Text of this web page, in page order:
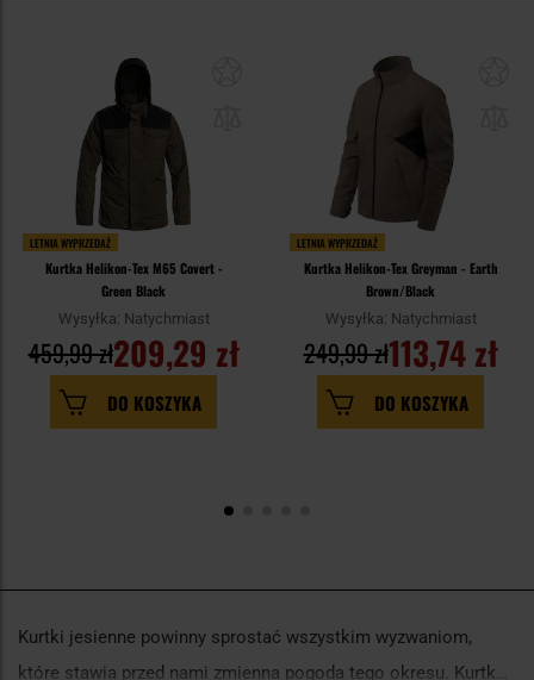
LETNIA WYPRZEDAŻ
Kurtka Helikon-Tex M65 Covert -
Green Black
Wysyłka: Natychmiast
209,29 zł
459,99 zł
DO KOSZYKA
LETNIA WYPRZEDAŻ
Kurtka Helikon-Tex Greyman - Earth
Brown/Black
Wysyłka: Natychmiast
113,74 zł
249,99 zł
DO KOSZYKA
Kurtki jesienne powinny sprostać wszystkim wyzwaniom,
które stawia przed nami zmienna pogoda tego okresu. Kurtka